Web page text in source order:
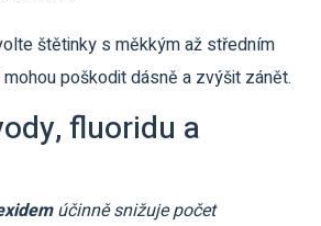
štětinky s měkkým až středním
poškodit dásně a zvýšit zánět.
fluoridu a
účinně snižuje počet